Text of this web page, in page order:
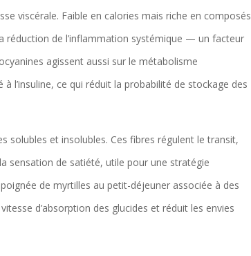
viscérale. Faible en calories mais riche en composés
réduction de l’inflammation systémique — un facteur
agissent aussi sur le métabolisme
l’insuline, ce qui réduit la probabilité de stockage des
solubles et insolubles. Ces fibres régulent le transit,
sensation de satiété, utile pour une stratégie
de myrtilles au petit-déjeuner associée à des
d’absorption des glucides et réduit les envies